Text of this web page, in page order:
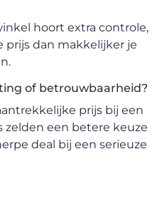
hoort extra controle,
prijs dan makkelijker je
of betrouwbaarheid?
prijs bij een
een betere keuze
deal bij een serieuze